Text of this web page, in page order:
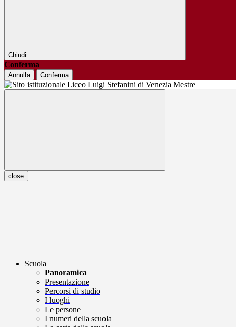
Chiudi
Conferma
Annulla Conferma
close
Scuola
Panoramica
Presentazione
Percorsi di studio
I luoghi
Le persone
I numeri della scuola